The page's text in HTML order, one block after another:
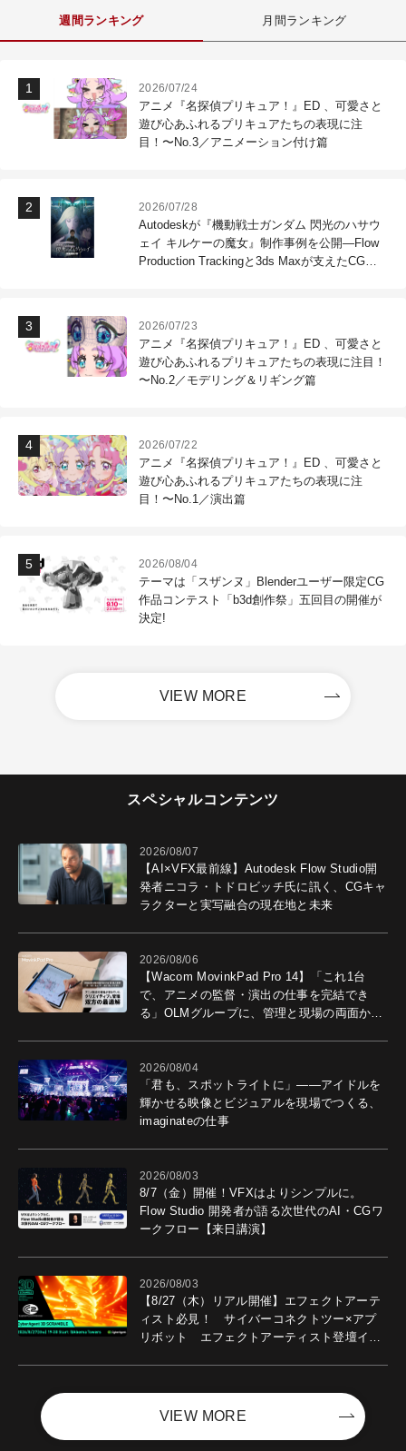
週間ランキング 月間ランキング
2026/07/24
アニメ『名探偵プリキュア！』ED 、可愛さと
遊び心あふれるプリキュアたちの表現に注
目！〜No.3／アニメーション付け篇
2026/07/28
Autodeskが『機動戦士ガンダム 閃光のハサウ
ェイ キルケーの魔女』制作事例を公開―Flow
Production Trackingと3ds Maxが支えたCG制
2026/07/23
アニメ『名探偵プリキュア！』ED 、可愛さと
遊び心あふれるプリキュアたちの表現に注目！
〜No.2／モデリング＆リギング篇
2026/07/22
アニメ『名探偵プリキュア！』ED 、可愛さと
遊び心あふれるプリキュアたちの表現に注
目！〜No.1／演出篇
2026/08/04
テーマは「スザンヌ」Blenderユーザー限定CG
作品コンテスト「b3d創作祭」五回目の開催が
決定!
VIEW MORE
スペシャルコンテンツ
2026/08/07
【AI×VFX最前線】Autodesk Flow Studio開
発者ニコラ・トドロビッチ氏に訊く、CGキャ
ラクターと実写融合の現在地と未来
2026/08/06
【Wacom MovinkPad Pro 14】「これ1台
で、アニメの監督・演出の仕事を完結でき
る」OLMグループに、管理と現場の両面から
2026/08/04
「君も、スポットライトに」――アイドルを
輝かせる映像とビジュアルを現場でつくる、
imaginateの仕事
2026/08/03
8/7（金）開催！VFXはよりシンプルに。
Flow Studio 開発者が語る次世代のAI・CGワ
ークフロー【来日講演】
2026/08/03
【8/27（木）リアル開催】エフェクトアーテ
ィスト必見！ サイバーコネクトツー×アプ
リボット エフェクトアーティスト登壇イベ
VIEW MORE